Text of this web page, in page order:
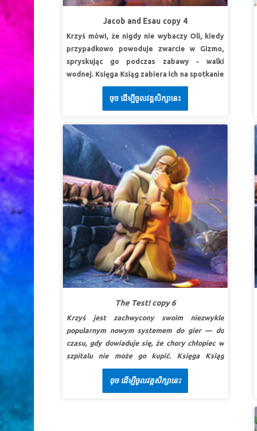
(BW)
LEKCJA 2: BĄDŹ ODWAŻNY
SuperPrawda:
Bóg pomoże mi stanąć w
obronie tego, co słuszne.
SuperWerset:
Powierz Panu drogę swoją,
Zaufaj mu, a On wszystko dobrze uczyni.
LEKCJA 3: BÓG MNIE RATUJE
SuperPrawda:
SuperWerset:
znaki i cuda na niebie i na ziemi, On, który
wyratował Daniela z mocy lwów.
Daniela 6:28 (BW)
Jacob and Esau copy 4
Krzyś mówi, że nigdy nie wybaczy Oli, kiedy
przypadkowo powoduje zwarcie w Gizmo,
spryskując go podczas zabawy - walki
wodnej. Księga Ksiąg zabiera ich na spotkanie
z Jakubem i Ezawem — bliźniakami, którzy nie
mogą się dogadać. Odkryj, jak Jakub oszukuje
swojego ojca i okrada Ezawa, a potem ucieka,
by ratować życie. Zobacz dramatyczne
zakończenie, gdy bracia w końcu się spotkają.
Dzieci dowiadują się, jak relacje, które mogą
wydawać się beznadziejnie zerwane, można
naprawić poprzez przebaczenie!
LEKCJA 1: DZIELIMY SIĘ
BŁOGOSŁAWIEŃSTWEM BOŻYM
SuperPrawda:Jestem dzieckiem Bożym i
mam udział we wszystkich Jego
błogosławieństwach.
SuperWerset:A Ezaw rzekł do ojca swego: Czy
tylko jedno błogosławieństwo masz, ojcze?
Pobłogosław także mnie, ojcze mój! I Ezaw
zaczął głośno płakać.I Ks. Mojżeszowa
(Rodzaju) 27:38 (BW)
LEKCJA 2: DOCENIAJ SWOJE
BŁOGOSŁAWIEŃSTWA
zachować wszystkie błogosławieństwa Boże.
ចុច ដើម្បីចូលវគ្គសិក្សានេះ
The Test! copy 6
Krzyś jest zachwycony swoim niezwykle
popularnym nowym systemem do gier — do
czasu, gdy dowiaduje się, że chory chłopiec w
szpitalu nie może go kupić. Księga Ksiąg
zabiera Krzysia, Olę i Gizmo na spotkanie z
Abrahamem, który staje przed największą
próbą swojej wiary. Zobacz, jak ten kochający
ចុច ដើម្បីចូលវគ្គសិក្សានេះ